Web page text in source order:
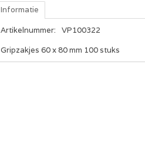
Informatie
Artikelnummer:
VP100322
Gripzakjes 60 x 80 mm 100 stuks